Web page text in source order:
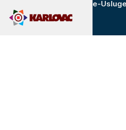
e-Usluge
pridržavaju